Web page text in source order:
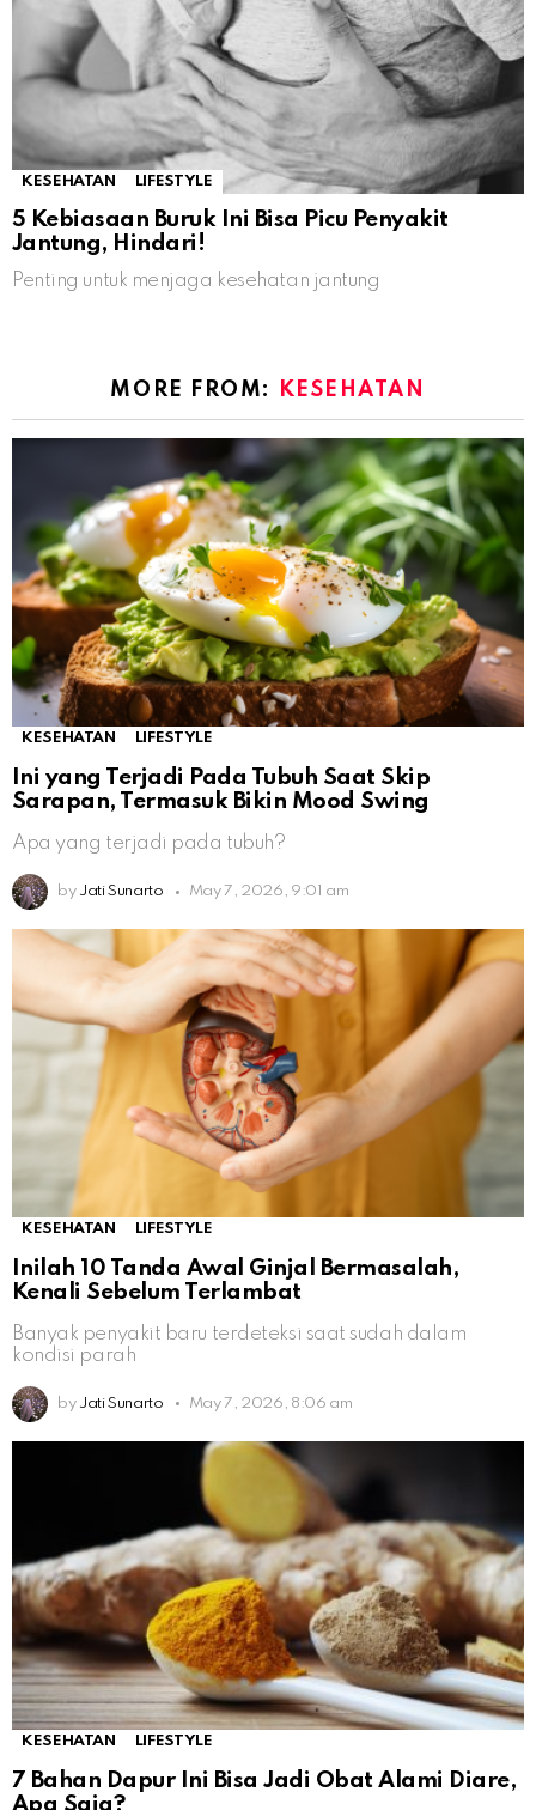
KESEHATAN LIFESTYLE
5 Kebiasaan Buruk Ini Bisa Picu Penyakit
Jantung, Hindari!
Penting untuk menjaga kesehatan jantung
MORE FROM: KESEHATAN
KESEHATAN LIFESTYLE
Ini yang Terjadi Pada Tubuh Saat Skip
Sarapan, Termasuk Bikin Mood Swing
Apa yang terjadi pada tubuh?
by Jati Sunarto May 7, 2026, 9:01 am
KESEHATAN LIFESTYLE
Inilah 10 Tanda Awal Ginjal Bermasalah,
Kenali Sebelum Terlambat
Banyak penyakit baru terdeteksi saat sudah dalam
kondisi parah
by Jati Sunarto May 7, 2026, 8:06 am
KESEHATAN LIFESTYLE
7 Bahan Dapur Ini Bisa Jadi Obat Alami Diare,
Apa Saja?